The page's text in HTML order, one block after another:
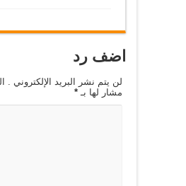
اضف رد
لن يتم نشر البريد الإلكتروني .
مشار لها بـ*